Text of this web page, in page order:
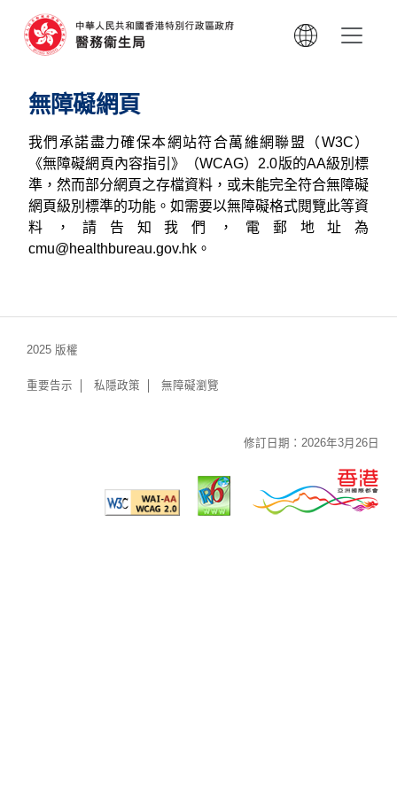
無障礙網頁
我們承諾盡力確保本網站符合萬維網聯盟（W3C）
《無障礙網頁內容指引》（WCAG）2.0版的AA級別標
準，然而部分網頁之存檔資料，或未能完全符合無障礙
網頁級別標準的功能。如需要以無障礙格式閱覽此等資
料，請告知我們，電郵地址為
cmu@healthbureau.gov.hk 。
2025 版權
重要告示 私隱政策 無障礙瀏覽
修訂日期：2026年3月26日